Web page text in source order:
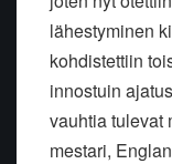
lähestyminen
kohdistettiin
innostuin
vauhtia tulevat
mestari,